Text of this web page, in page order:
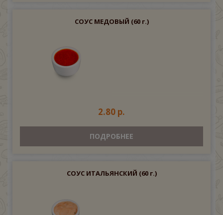
СОУС МЕДОВЫЙ (60 г.)
2.80 р.
ПОДРОБНЕЕ
СОУС ИТАЛЬЯНСКИЙ (60 г.)